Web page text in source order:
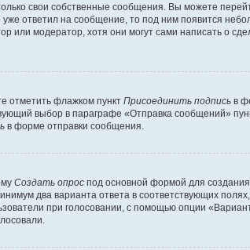
свои собственные сообщения. Вы можете
ответил на сообщение, то под ним появится
или модератор, хотя они могут сами написать о
отметить флажком пункт Присоединить подпись в
выбор в параграфе «Отправка сообщений»
в форме отправки сообщения.
Создать опрос под основной формой для
два варианта ответа в соответствующих
при голосовании, с помощью опции